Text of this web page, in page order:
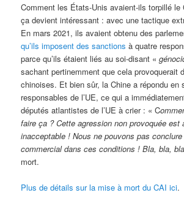
Comment les États-Unis avaient-ils torpillé le
ça devient intéressant : avec une tactique
En mars 2021, ils avaient obtenu des
qu’ils imposent des sanctions à quatre
parce qu’ils étaient liés au soi-disant «
sachant pertinemment que cela provoquerait
chinoises. Et bien sûr, la Chine a répondu en
responsables de l’UE, ce qui a
députés atlantistes de l’UE à crier : « C
faire ça ? Cette agression non provoquée est
inacceptable ! Nous ne pouvons pas conclure
commercial dans ces conditions ! Bla, bla, bla
mort.
Plus de détails sur la mise à mort du CAI ici.